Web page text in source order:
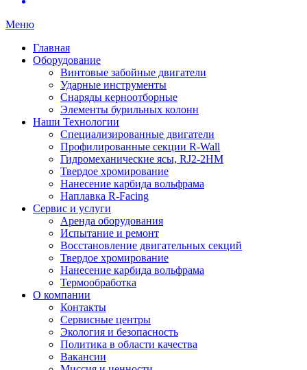
Меню
Главная
Оборудование
Винтовые забойные двигатели
Ударные инструменты
Снаряды керноотборные
Элементы бурильных колонн
Наши Технологии
Специализированные двигатели
Профилированные секции R-Wall
Гидромеханические ясы, RJ2-2HM
Твердое хромирование
Нанесение карбида вольфрама
Наплавка R-Facing
Сервис и услуги
Аренда оборудования
Испытание и ремонт
Восстановление двигательных секций
Твердое хромирование
Нанесение карбида вольфрама
Термообработка
О компании
Контакты
Сервисные центры
Экология и безопасность
Политика в области качества
Вакансии